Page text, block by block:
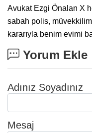
Avukat Ezgi Önalan X
sabah polis, müvekkilim
kararıyla benim evimi
Yorum Ekle
Adınız Soyadınız
Mesaj